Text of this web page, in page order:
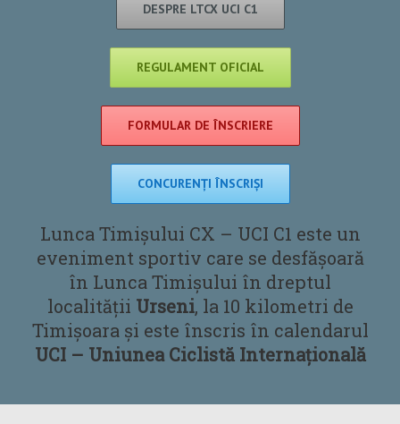
DESPRE LTCX UCI C1
REGULAMENT OFICIAL
FORMULAR DE ÎNSCRIERE
CONCURENȚI ÎNSCRIȘI
Lunca Timișului CX – UCI C1 este un
eveniment sportiv care se desfășoară
în Lunca Timișului în dreptul
localității Urseni, la 10 kilometri de
Timișoara și este înscris în calendarul
UCI – Uniunea Ciclistă Internațională